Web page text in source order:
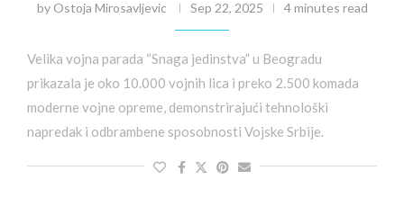
by Ostoja Mirosavljevic Sep 22, 2025 4 minutes read
Velika vojna parada “Snaga jedinstva” u Beogradu
prikazala je oko 10.000 vojnih lica i preko 2.500 komada
moderne vojne opreme, demonstrirajući tehnološki
napredak i odbrambene sposobnosti Vojske Srbije.